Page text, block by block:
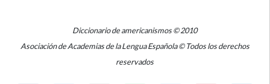
Diccionario de americanismos © 2010
Asociación de Academias de la Lengua Española © Todos los derechos
reservados